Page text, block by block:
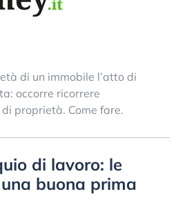
di un immobile l’atto di
occorre ricorrere
proprietà. Come fare.
di lavoro: le
buona prima